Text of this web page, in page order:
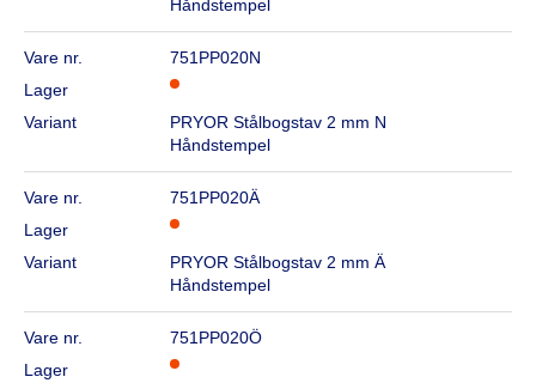
Håndstempel
Vare nr.
751PP020N
Lager
Variant
PRYOR Stålbogstav 2 mm N
Håndstempel
Vare nr.
751PP020Ä
Lager
Variant
PRYOR Stålbogstav 2 mm Ä
Håndstempel
Vare nr.
751PP020Ö
Lager